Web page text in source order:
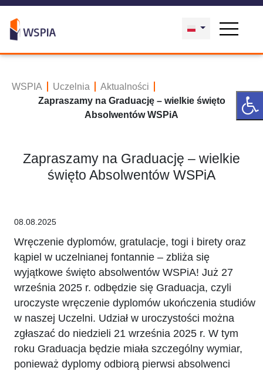
WSPIA Uczelnia
Aktualności
Zapraszamy na Graduację – wielkie święto
Absolwentów WSPiA
Zapraszamy na Graduację – wielkie
święto Absolwentów WSPiA
08.08.2025
Wręczenie dyplomów, gratulacje, togi i birety oraz
kąpiel w uczelnianej fontannie – zbliża się
wyjątkowe święto absolwentów WSPiA! Już 27
września 2025 r. odbędzie się Graduacja, czyli
uroczyste wręczenie dyplomów ukończenia studiów
w naszej Uczelni. Udział w uroczystości można
zgłaszać do niedzieli 21 września 2025 r. W tym
roku Graduacja będzie miała szczególny wymiar,
ponieważ dyplomy odbiorą pierwsi absolwenci